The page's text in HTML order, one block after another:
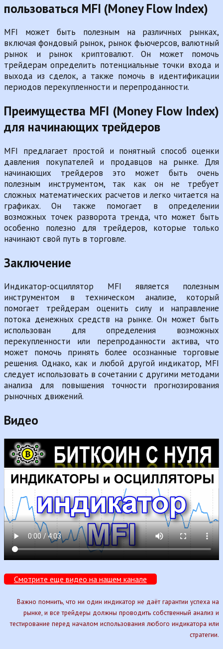
пользоваться MFI (Money Flow Index)
MFI может быть полезным на различных рынках,
включая фондовый рынок, рынок фьючерсов, валютный
рынок и рынок криптовалют. Он может помочь
трейдерам определить потенциальные точки входа и
выхода из сделок, а также помочь в идентификации
периодов перекупленности и перепроданности.
Преимущества MFI (Money Flow Index)
для начинающих трейдеров
MFI предлагает простой и понятный способ оценки
давления покупателей и продавцов на рынке. Для
начинающих трейдеров это может быть очень
полезным инструментом, так как он не требует
сложных математических расчетов и легко читается на
графиках. Он также помогает в определении
возможных точек разворота тренда, что может быть
особенно полезно для трейдеров, которые только
начинают свой путь в торговле.
Заключение
Индикатор-осциллятор MFI является полезным
инструментом в техническом анализе, который
помогает трейдерам оценить силу и направление
потока денежных средств на рынке. Он может быть
использован для определения возможных
перекупленности или перепроданности актива, что
может помочь принять более осознанные торговые
решения. Однако, как и любой другой индикатор, MFI
следует использовать в сочетании с другими методами
анализа для повышения точности прогнозирования
рыночных движений.
Видео
Смотрите еще видео на нашем канале
Важно помнить, что ни один индикатор не даёт гарантии успеха на
рынке, и все трейдеры должны проводить собственный анализ и
тестирование перед началом использования любого индикатора или
стратегии.